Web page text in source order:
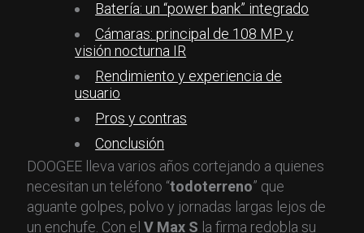
Batería: un “power bank” integrado
Cámaras: principal de 108 MP y
visión nocturna IR
Rendimiento y experiencia de
usuario
Pros y contras
Conclusión
DOOGEE lleva varios años cortejando a quienes
necesitan un teléfono “todoterreno” que
aguante golpes, polvo y jornadas largas lejos de
un enchufe. Con el V Max S la firma redobla su